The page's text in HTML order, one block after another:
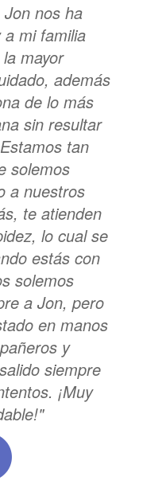
nos ha
mi familia
mayor
además
de lo más
sin resultar
tan
solemos
a nuestros
te atienden
lo cual se
estás con
solemos
a Jon, pero
en manos
y
siempre
¡Muy